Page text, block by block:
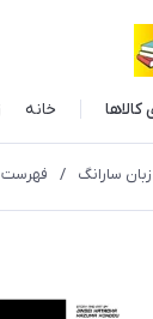
خانه
سارانگ /